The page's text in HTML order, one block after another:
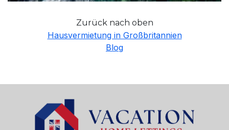
Zurück nach oben
Hausvermietung in Großbritannien
Blog